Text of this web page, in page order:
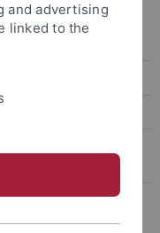
Tariflich Beschäftigte,
and advertising
linked to the